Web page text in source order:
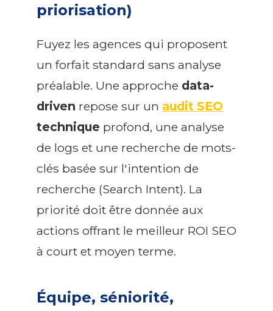
priorisation)
Fuyez les agences qui proposent
un forfait standard sans analyse
préalable. Une approche data-
driven repose sur un audit SEO
technique profond, une analyse
de logs et une recherche de mots-
clés basée sur l'intention de
recherche (Search Intent). La
priorité doit être donnée aux
actions offrant le meilleur ROI SEO
à court et moyen terme.
Équipe, séniorité,